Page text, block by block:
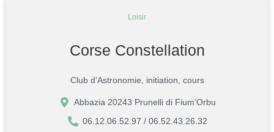
Loisir
Corse Constellation
Club d’Astronomie, initiation, cours
Abbazia 20243 Prunelli di Fium’Orbu
06.12.06.52.97 / 06.52.43.26.32